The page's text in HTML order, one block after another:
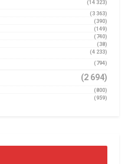
(14 323)
(3 363)
(390)
(149)
(740)
(38)
(4 233)
(794)
(2 694)
(800)
(959)